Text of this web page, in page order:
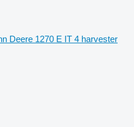
Deere 1270 E IT 4 harvester